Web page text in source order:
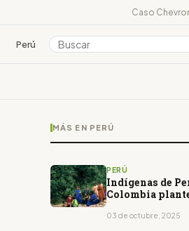
Caso
Perú Colombia
MÁS EN PERÚ
PERÚ
Indígenas de
Colombia
03 de octubre, 2025